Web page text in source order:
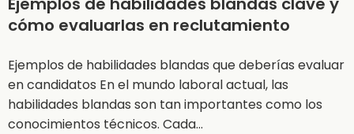
cómo evaluarlas en reclutamiento
Ejemplos de habilidades blandas que deberías evaluar
en candidatos En el mundo laboral actual, las
habilidades blandas son tan importantes como los
conocimientos técnicos. Cada…